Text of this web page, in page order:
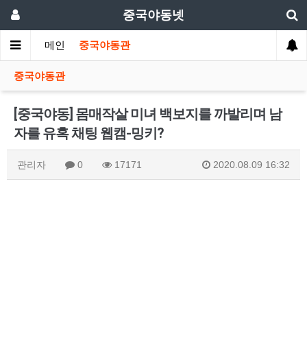
중국야동넷
메인 중국야동관
중국야동관
[중국야동] 몸매작살 미녀 백보지를 까발리며 남
자를 유혹 채팅 웹캠-밍키?
관리자 0 17171 2020.08.09 16:32